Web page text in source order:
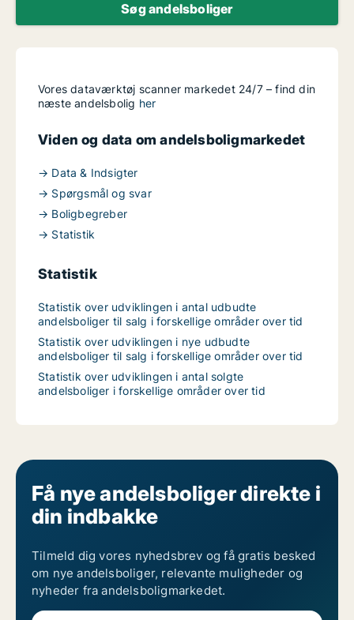
Søg andelsboliger
Vores dataværktøj scanner markedet 24/7 – find din
næste andelsbolig her
Viden og data om andelsboligmarkedet
→ Data & Indsigter
→ Spørgsmål og svar
→ Boligbegreber
→ Statistik
Statistik
Statistik over udviklingen i antal udbudte
andelsboliger til salg i forskellige områder over tid
Statistik over udviklingen i nye udbudte
andelsboliger til salg i forskellige områder over tid
Statistik over udviklingen i antal solgte
andelsboliger i forskellige områder over tid
Få nye andelsboliger direkte i
din indbakke
Tilmeld dig vores nyhedsbrev og få gratis besked
om nye andelsboliger, relevante muligheder og
nyheder fra andelsboligmarkedet.